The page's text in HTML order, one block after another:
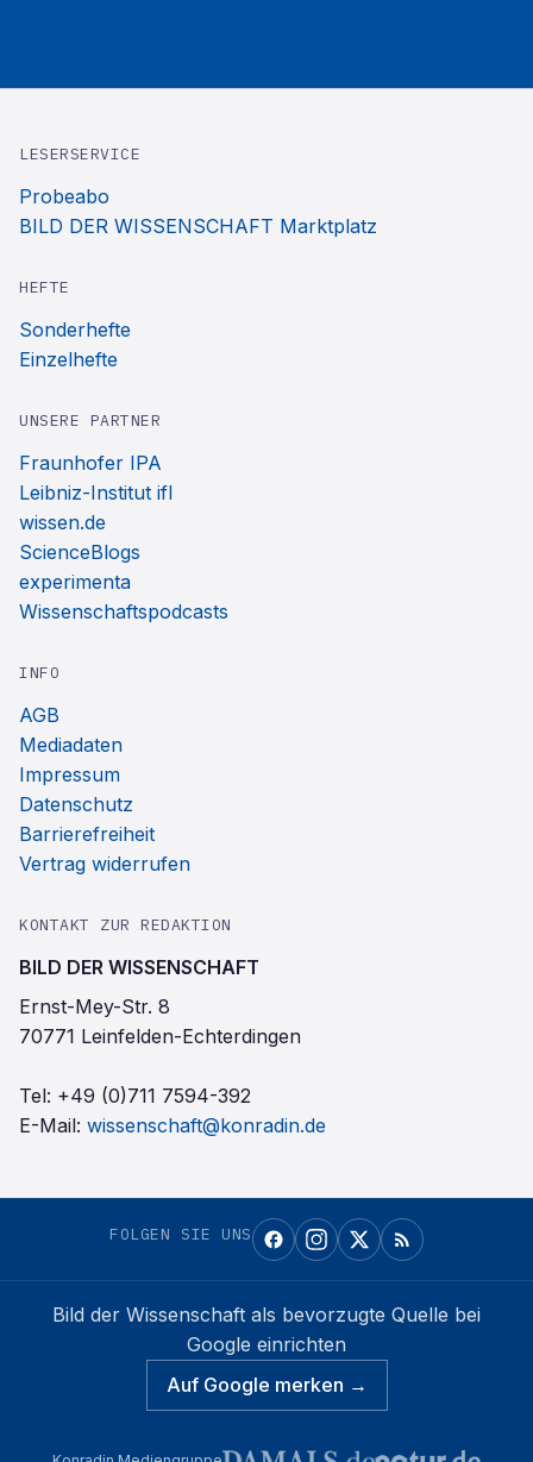
LESERSERVICE
Probeabo
BILD DER WISSENSCHAFT Marktplatz
HEFTE
Sonderhefte
Einzelhefte
UNSERE PARTNER
Fraunhofer IPA
Leibniz-Institut ifl
wissen.de
ScienceBlogs
experimenta
Wissenschaftspodcasts
INFO
AGB
Mediadaten
Impressum
Datenschutz
Barrierefreiheit
Vertrag widerrufen
KONTAKT ZUR REDAKTION
BILD DER WISSENSCHAFT
Ernst-Mey-Str. 8
70771 Leinfelden-Echterdingen
Tel: +49 (0)711 7594-392
E-Mail: wissenschaft@konradin.de
FOLGEN SIE UNS
Bild der Wissenschaft als bevorzugte Quelle bei
Google einrichten
Auf Google merken →